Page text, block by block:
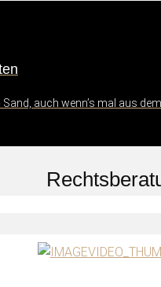
auch wenn’s mal aus